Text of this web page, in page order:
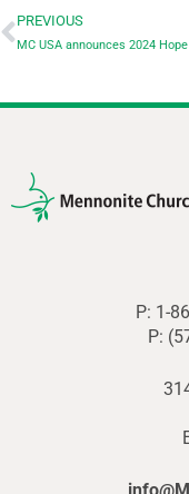
PREVIOUS
P: 1-
P: